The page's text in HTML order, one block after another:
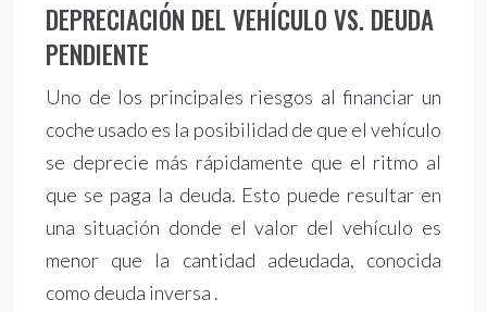
DEPRECIACIÓN DEL VEHÍCULO VS. DEUDA
PENDIENTE
Uno de los principales riesgos al financiar un
coche usado es la posibilidad de que el vehículo
se deprecie más rápidamente que el ritmo al
que se paga la deuda. Esto puede resultar en
una situación donde el valor del vehículo es
menor que la cantidad adeudada, conocida
como deuda inversa .